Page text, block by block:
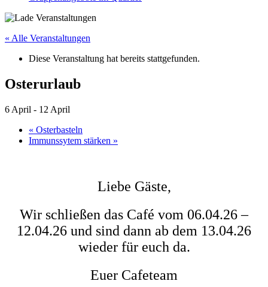
« Alle Veranstaltungen
Diese Veranstaltung hat bereits stattgefunden.
Osterurlaub
6 April - 12 April
« Osterbasteln
Immunssytem stärken »
Liebe Gäste,
Wir schließen das Café vom 06.04.26 –
12.04.26 und sind dann ab dem 13.04.26
wieder für euch da.
Euer Cafeteam